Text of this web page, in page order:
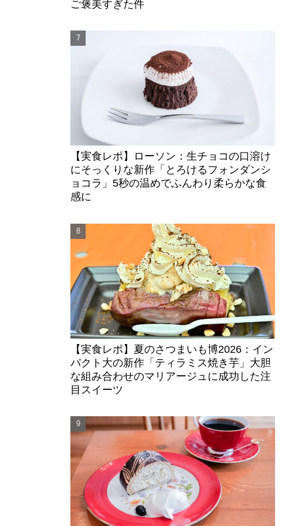
ご褒美すぎた件
【実食レポ】ローソン：生チョコの口溶け
にそっくりな新作「とろけるフォンダンシ
ョコラ」5秒の温めでふんわり柔らかな食
感に
【実食レポ】夏のさつまいも博2026：イン
パクト大の新作「ティラミス焼き芋」大胆
な組み合わせのマリアージュに成功した注
目スイーツ